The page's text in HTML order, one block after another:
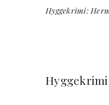
Hyggekrimi: